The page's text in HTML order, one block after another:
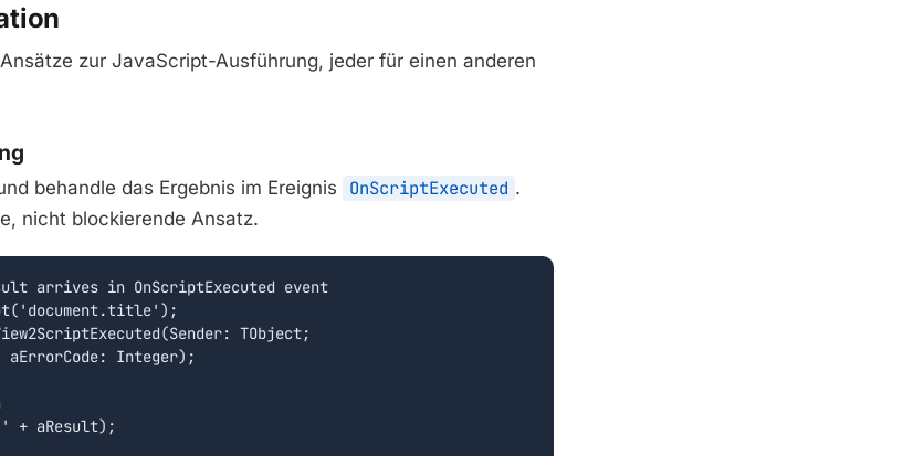
zur JavaScript-Ausführung, jeder für einen anderen
behandle das Ergebnis im Ereignis OnScriptExecuted .
nicht blockierende Ansatz.
arrives in OnScriptExecuted event
TObject;
aErrorCode: Integer);
+ aResult);